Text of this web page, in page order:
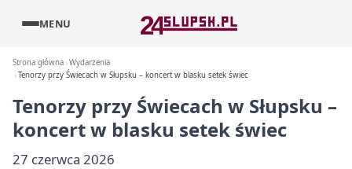
MENU
Strona główna Wydarzenia
Tenorzy przy Świecach w Słupsku – koncert w blasku setek świec
Tenorzy przy Świecach w Słupsku –
koncert w blasku setek świec
27 czerwca 2026